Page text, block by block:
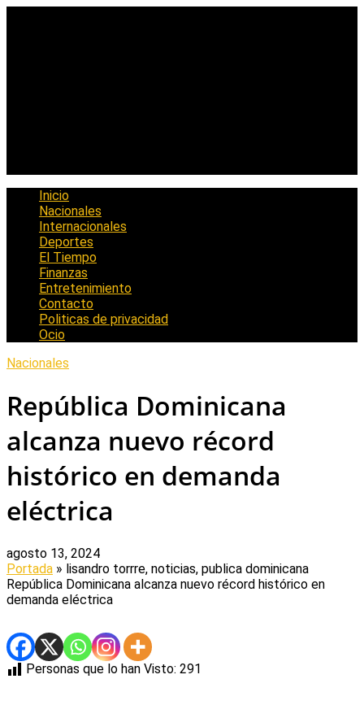
Inicio
Nacionales
Internacionales
Deportes
El Tiempo
Finanzas
Entretenimiento
Contacto
Politicas de privacidad
Ocio
Nacionales
República Dominicana
alcanza nuevo récord
histórico en demanda
eléctrica
agosto 13, 2024
Portada » lisandro torrre, noticias, publica dominicana
República Dominicana alcanza nuevo récord histórico en
demanda eléctrica
Personas que lo han Visto: 291